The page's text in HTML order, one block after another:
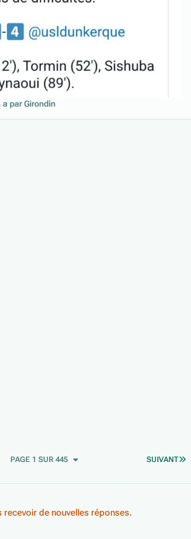
a par Girondin
SUIVANT
PAGE 1 SUR 445
recevoir de nouvelles réponses.